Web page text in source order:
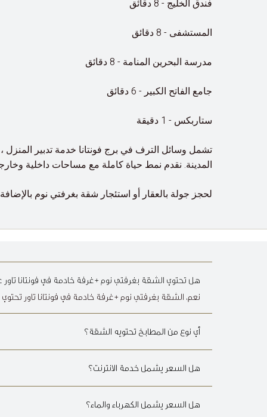
فندق الخليج - 8 دقائق
المستشفى - 8 دقائق
مدرسة البحرين المنامة - 8 دقائق
جامع الفاتح الكبير - 6 دقائق
ستاربكس - 1 دقيقة
تشمل وسائل الترف في برج فونتانا خدمة تدبير المنزل
المدينة. نقدم نمط حياة كاملة مع مساحات داخلية
لحجز جولة بالعقار أو استئجار شقة بغرفتي نوم
هل تحتوي الشقة بغرفتي نوم +غرفة خادمة في فونتانا
نعم، الشقة بغرفتي نوم +غرفة خادمة في فونتانا تاور
أي نوع من المطابخ تحتويه الشقة؟
هل السعر يشمل خدمة الانترنت؟
هل السعر يشمل الكهرباء والماء؟